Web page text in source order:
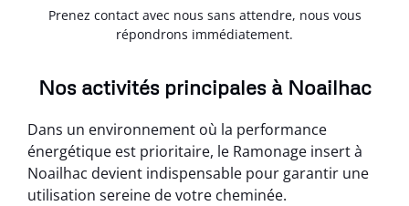
Prenez contact avec nous sans attendre, nous vous
répondrons immédiatement.
Nos activités principales à Noailhac
Dans un environnement où la performance
énergétique est prioritaire, le Ramonage insert à
Noailhac devient indispensable pour garantir une
utilisation sereine de votre cheminée.